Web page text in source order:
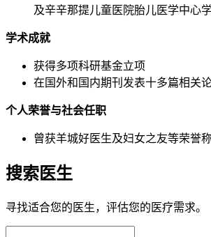
及辛辛那提儿童医院胎儿医学中心
学术成就
获得多项科研基金立项
在国外和国内期刊发表十多篇相关
个人荣誉与社会任职
曾获羊城好医生及妇女之友等荣誉
搜索医生
寻找适合您的医生，评估您的医疗需求。